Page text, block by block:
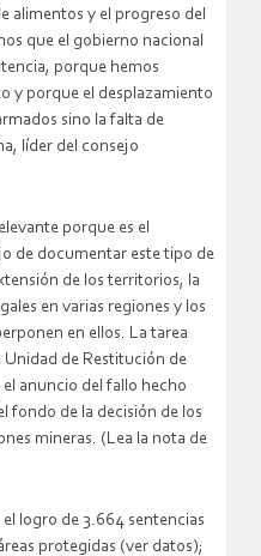
alimentos y el progreso del
que el gobierno nacional
porque hemos
y porque el desplazamiento
sino la falta de
líder del consejo
porque es el
de documentar este tipo de
de los territorios, la
en varias regiones y los
en ellos. La tarea
Unidad de Restitución de
anuncio del fallo hecho
fondo de la decisión de los
mineras. (Lea la nota de
logro de 3.664 sentencias
protegidas (ver datos);